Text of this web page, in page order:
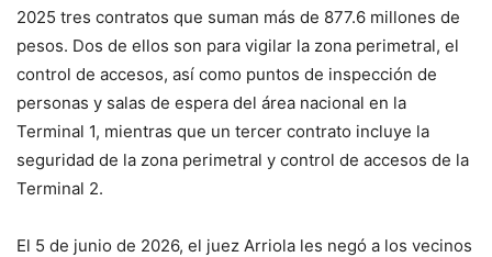
2025 tres contratos que suman más de 877.6 millones de
pesos. Dos de ellos son para vigilar la zona perimetral, el
control de accesos, así como puntos de inspección de
personas y salas de espera del área nacional en la
Terminal 1, mientras que un tercer contrato incluye la
seguridad de la zona perimetral y control de accesos de la
Terminal 2.
El 5 de junio de 2026, el juez Arriola les negó a los vecinos